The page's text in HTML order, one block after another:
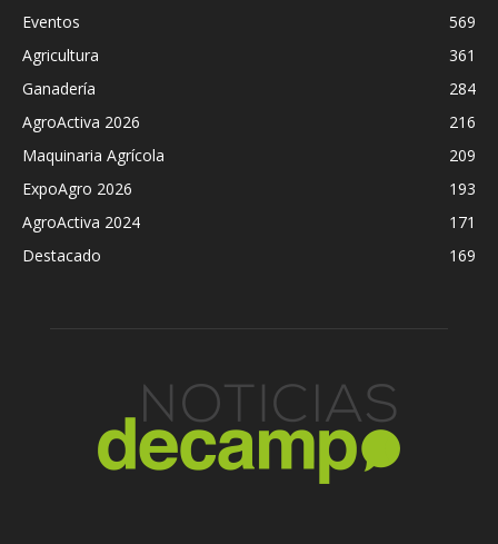
Eventos
569
Agricultura
361
Ganadería
284
AgroActiva 2026
216
Maquinaria Agrícola
209
ExpoAgro 2026
193
AgroActiva 2024
171
Destacado
169